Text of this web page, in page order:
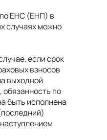
ЕНС (ЕНП) в
случаях можно
если срок
взносов
выходной
по
быть исполнена